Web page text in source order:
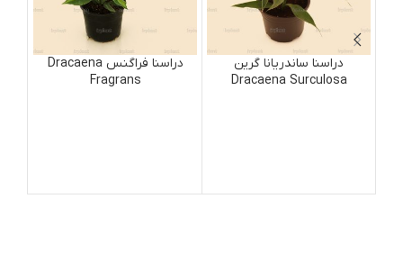
دراسنا ساندریانا گرین
Dracaena Surculosa
دراسنا فراگنس Dracaena
Fragrans